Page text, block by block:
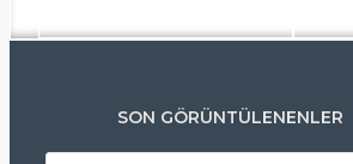
SON GÖRÜNTÜLENENLER